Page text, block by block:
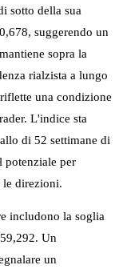
sotto della sua
suggerendo un
sopra la
rialzista a lungo
una condizione
L'indice sta
di 52 settimane di
potenziale per
le direzioni.
includono la soglia
Un
un